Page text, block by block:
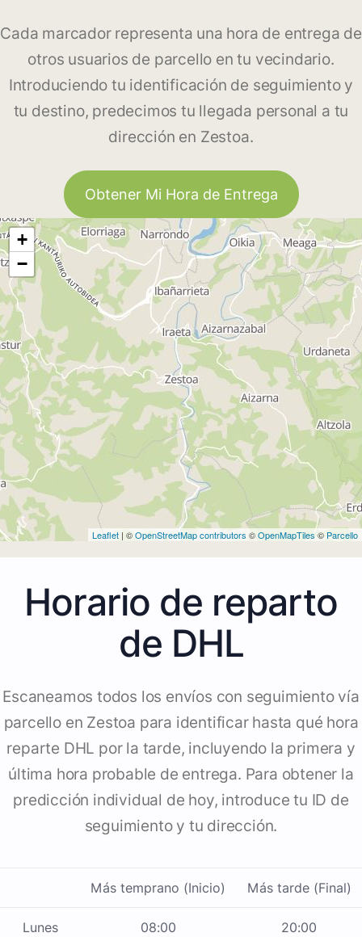
Cada marcador representa una hora de entrega de
otros usuarios de parcello en tu vecindario.
Introduciendo tu identificación de seguimiento y
tu destino, predecimos tu llegada personal a tu
dirección en Zestoa.
Obtener Mi Hora de Entrega
+
−
Leaflet | ©OpenStreetMap contributors ©OpenMapTiles © Parcello
Horario de reparto
de DHL
Escaneamos todos los envíos con seguimiento vía
parcello en Zestoa para identificar hasta qué hora
reparte DHL por la tarde, incluyendo la primera y
última hora probable de entrega. Para obtener la
predicción individual de hoy, introduce tu ID de
seguimiento y tu dirección.
Más temprano (Inicio) Más tarde (Final)
Lunes 08:00 20:00